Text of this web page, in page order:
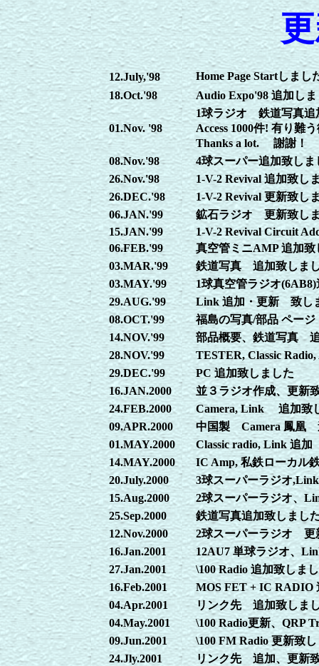
12.July,'98
Home Page Startしまし
18.Oct.'98
Audio Expo'98 追加しま
01.Nov. '98
1球ラジオ 鉄道写真追
Access 1000件! 有り難
Thanks a lot. 謝謝！
08.Nov.'98
4球スーパー追加致しま
26.Nov.'98
1-V-2 Revival 追加致し
26.DEC.'98
1-V-2 Revival 更新致し
06.JAN.'99
鉱石ラジオ 更新致し
15.JAN.'99
1-V-2 Revival Circuit
06.FEB.'99
真空管ミニAMP 追加致
03.MAR.'99
鉄道写真 追加致しま
03.MAY.'99
1球真空管ラジオ
29.AUG.'99
Link 追加・更新 致し
08.OCT.'99
福島の写真/部品 ペー
14.NOV.'99
部品概要、鉄道写真
28.NOV.'99
TESTER, Classic
29.DEC.'99
PC 追加致しました
16.JAN.2000
並３ラジオ作成、更新
24.FEB.2000
Camera, Link 追加致
09.APR.2000
中国製 Camera 鳳凰
01.MAY.2000
Classic radio, Link 追
14.MAY.2000
IC Amp, 私鉄ローカル
20.July.2000
3球スーパーラジオ
15.Aug.2000
2球スーパーラジオ、
25.Sep.2000
鉄道写真追加致しまし
12.Nov.2000
2球スーパーラジオ 更
16.Jan.2001
12AU7 単球ラジオ、
27.Jan.2001
\100 Radio 追加致しま
16.Feb.2001
MOS FET + IC RADIO
04.Apr.2001
リンク先 追加致しま
04.May.2001
\100 Radio更新、QRP
09.Jun.2001
\100 FM Radio 更新致
24.Jly.2001
リンク先 追加、更新